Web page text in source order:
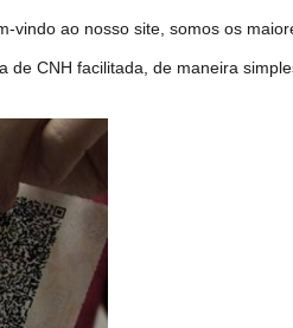
ao nosso site, somos os
de CNH facilitada, de maneira